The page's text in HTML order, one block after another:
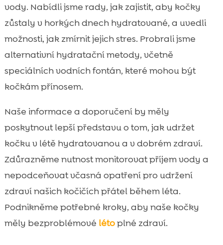
vody. Nabídli jsme rady, jak zajistit, aby kočky
zůstaly v horkých dnech hydratované, a uvedli
možnosti, jak zmírnit jejich stres. Probrali jsme
alternativní hydratační metody, včetně
speciálních vodních fontán, které mohou být
kočkám přínosem.
Naše informace a doporučení by měly
poskytnout lepší představu o tom, jak udržet
kočku v létě hydratovanou a v dobrém zdraví.
Zdůrazněme nutnost monitorovat příjem vody a
nepodceňovat včasná opatření pro udržení
zdraví našich kočičích přátel během léta.
Podnikněme potřebné kroky, aby naše kočky
měly bezproblémové létoplné zdraví.